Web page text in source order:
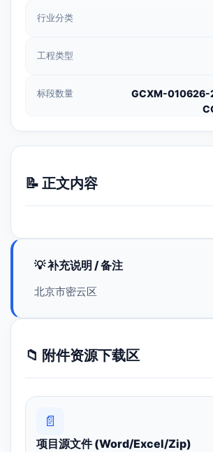
行业分类
工程类型
标段数量
GCXM-
📝 正文内容
💡 补充说明 / 备注
北京市密云区
📁 附件资源下载区
📄
项目源文件 (Word/Excel/Zip)